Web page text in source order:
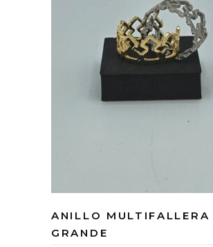
ANILLO MULTIFALLERA
GRANDE